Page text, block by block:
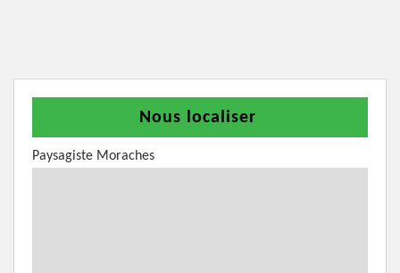
Nous localiser
Paysagiste Moraches